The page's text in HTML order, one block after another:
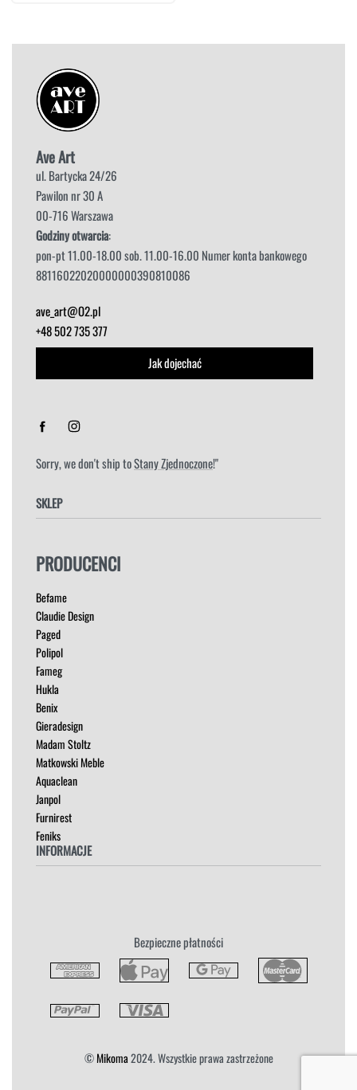
Ave Art
ul. Bartycka 24/26
Pawilon nr 30 A
00-716 Warszawa
Godziny otwarcia:
pon-pt 11.00-18.00 sob. 11.00-16.00 Numer konta bankowego
88116022020000000390810086
ave_art@O2.pl
+48 502 735 377
Jak dojechać
Sorry, we don't ship toStany Zjednoczone!"
SKLEP
HOKERY
ŁÓŻKA
MEBLE RTV
NAROŻNIKI
OUTLET
PUFY
SOFY
STOLIKI
STOŁY
SZAFKI I KOMODY
PRODUCENCI
Befame
Claudie Design
Paged
Polipol
Fameg
Hukla
Benix
Gieradesign
Madam Stoltz
Matkowski Meble
Aquaclean
Janpol
Furnirest
Feniks
INFORMACJE
Płatność i Dostawa
Bezpieczne płatności
©Mikoma2024. Wszystkie prawa zastrzeżone